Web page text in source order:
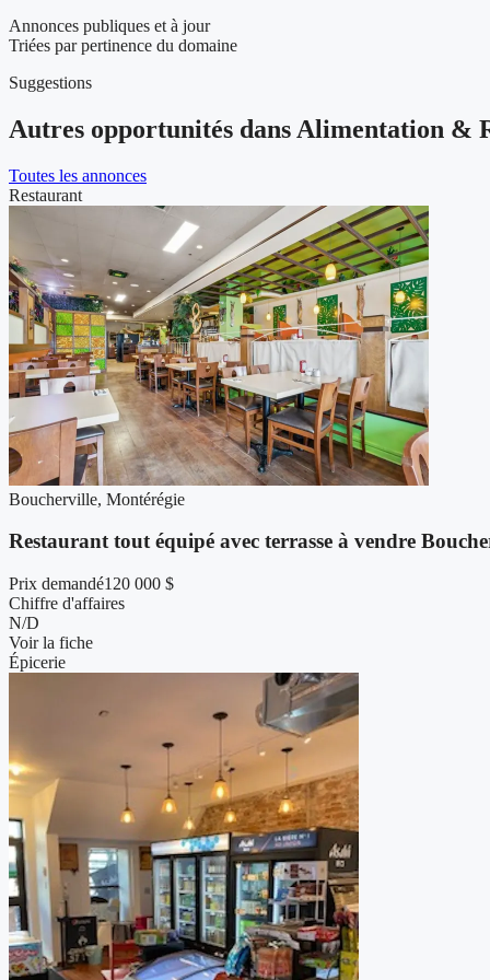
Annonces publiques et à jour
Triées par pertinence du domaine
Suggestions
Autres opportunités dans Alimentation &
Toutes les annonces
Restaurant
Boucherville, Montérégie
Restaurant tout équipé avec terrasse à vendre
Prix demandé120 000 $
Chiffre d'affaires
N/D
Voir la fiche
Épicerie